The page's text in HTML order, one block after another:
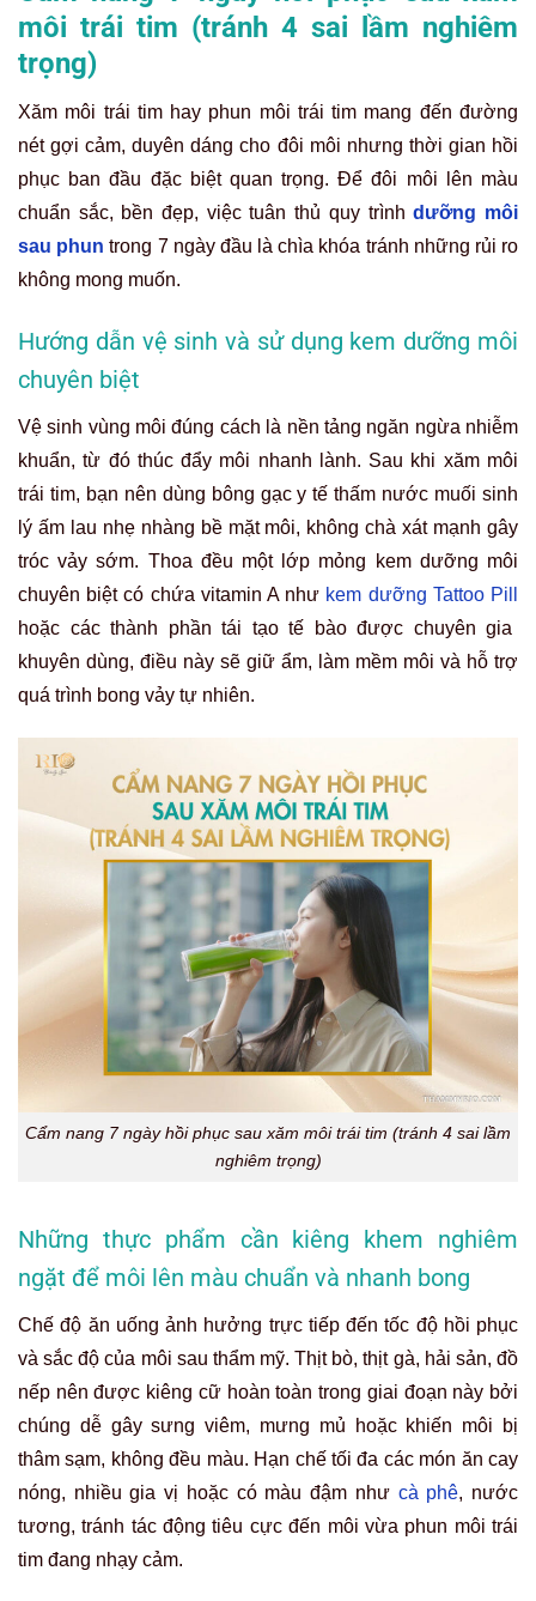
môi trái tim (tránh 4 sai lầm nghiêm
trọng)
Xăm môi trái tim hay phun môi trái tim mang đến đường
nét gợi cảm, duyên dáng cho đôi môi nhưng thời gian hồi
phục ban đầu đặc biệt quan trọng. Để đôi môi lên màu
chuẩn sắc, bền đẹp, việc tuân thủ quy trìnhdưỡng môi
sau phun trong 7 ngày đầu là chìa khóa tránh những rủi ro
không mong muốn.
Hướng dẫn vệ sinh và sử dụng kem dưỡng môi
chuyên biệt
Vệ sinh vùng môi đúng cách là nền tảng ngăn ngừa nhiễm
khuẩn, từ đó thúc đẩy môi nhanh lành. Sau khi xăm môi
trái tim, bạn nên dùng bông gạc y tế thấm nước muối sinh
lý ấm lau nhẹ nhàng bề mặt môi, không chà xát mạnh gây
tróc vảy sớm. Thoa đều một lớp mỏng kem dưỡng môi
chuyên biệt có chứa vitamin A như kem dưỡng Tattoo Pill
hoặc các thành phần tái tạo tế bào được chuyên gia
khuyên dùng, điều này sẽ giữ ẩm, làm mềm môi và hỗ trợ
quá trình bong vảy tự nhiên.
Cẩm nang 7 ngày hồi phục sau xăm môi trái tim (tránh 4 sai lầm
nghiêm trọng)
Những thực phẩm cần kiêng khem nghiêm
ngặt để môi lên màu chuẩn và nhanh bong
Chế độ ăn uống ảnh hưởng trực tiếp đến tốc độ hồi phục
và sắc độ của môi sau thẩm mỹ. Thịt bò, thịt gà, hải sản, đồ
nếp nên được kiêng cữ hoàn toàn trong giai đoạn này bởi
chúng dễ gây sưng viêm, mưng mủ hoặc khiến môi bị
thâm sạm, không đều màu. Hạn chế tối đa các món ăn cay
nóng, nhiều gia vị hoặc có màu đậm như cà phê, nước
tương, tránh tác động tiêu cực đến môi vừa phun môi trái
tim đang nhạy cảm.